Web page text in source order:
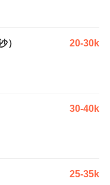
） 20-30k
30-40k
25-35k